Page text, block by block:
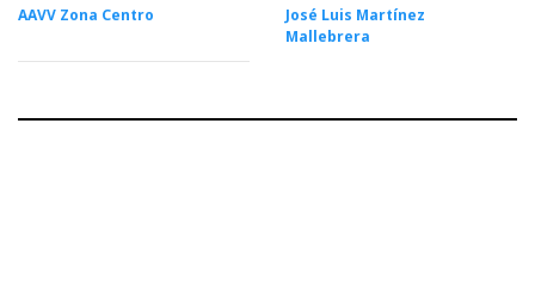
AAVV Zona Centro
José Luis Martínez
Mallebrera